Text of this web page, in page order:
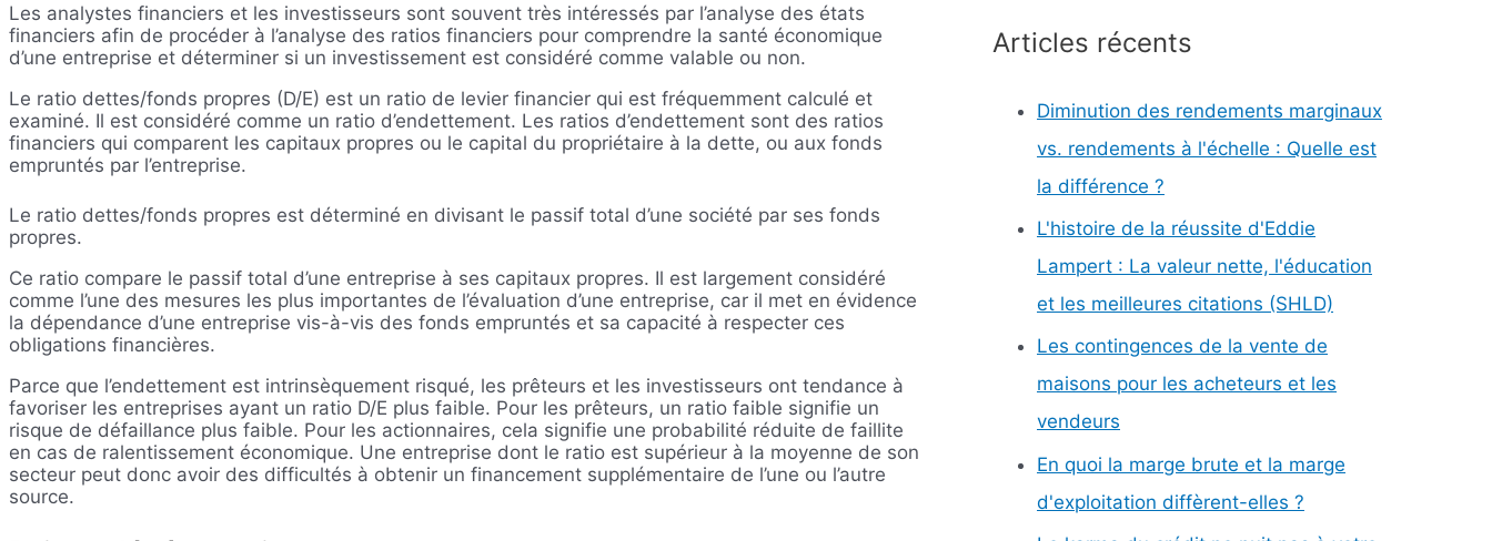
Les analystes financiers et les investisseurs sont souvent très intéressés par l’analyse des états
financiers afin de procéder à l’analyse des ratios financiers pour comprendre la santé économique
d’une entreprise et déterminer si un investissement est considéré comme valable ou non.
Le ratio dettes/fonds propres (D/E) est un ratio de levier financier qui est fréquemment calculé et
examiné. Il est considéré comme un ratio d’endettement. Les ratios d’endettement sont des ratios
financiers qui comparent les capitaux propres ou le capital du propriétaire à la dette, ou aux fonds
empruntés par l’entreprise.
Le ratio dettes/fonds propres est déterminé en divisant le passif total d’une société par ses fonds
propres.
Ce ratio compare le passif total d’une entreprise à ses capitaux propres. Il est largement considéré
comme l’une des mesures les plus importantes de l’évaluation d’une entreprise, car il met en évidence
la dépendance d’une entreprise vis-à-vis des fonds empruntés et sa capacité à respecter ces
obligations financières.
Parce que l’endettement est intrinsèquement risqué, les prêteurs et les investisseurs ont tendance à
favoriser les entreprises ayant un ratio D/E plus faible. Pour les prêteurs, un ratio faible signifie un
risque de défaillance plus faible. Pour les actionnaires, cela signifie une probabilité réduite de faillite
en cas de ralentissement économique. Une entreprise dont le ratio est supérieur à la moyenne de son
secteur peut donc avoir des difficultés à obtenir un financement supplémentaire de l’une ou l’autre
source.
Articles récents
Diminution des rendements marginaux
vs. rendements à l'échelle : Quelle est
la différence ?
L'histoire de la réussite d'Eddie
Lampert : La valeur nette, l'éducation
et les meilleures citations (SHLD)
Les contingences de la vente de
maisons pour les acheteurs et les
vendeurs
En quoi la marge brute et la marge
d'exploitation diffèrent-elles ?